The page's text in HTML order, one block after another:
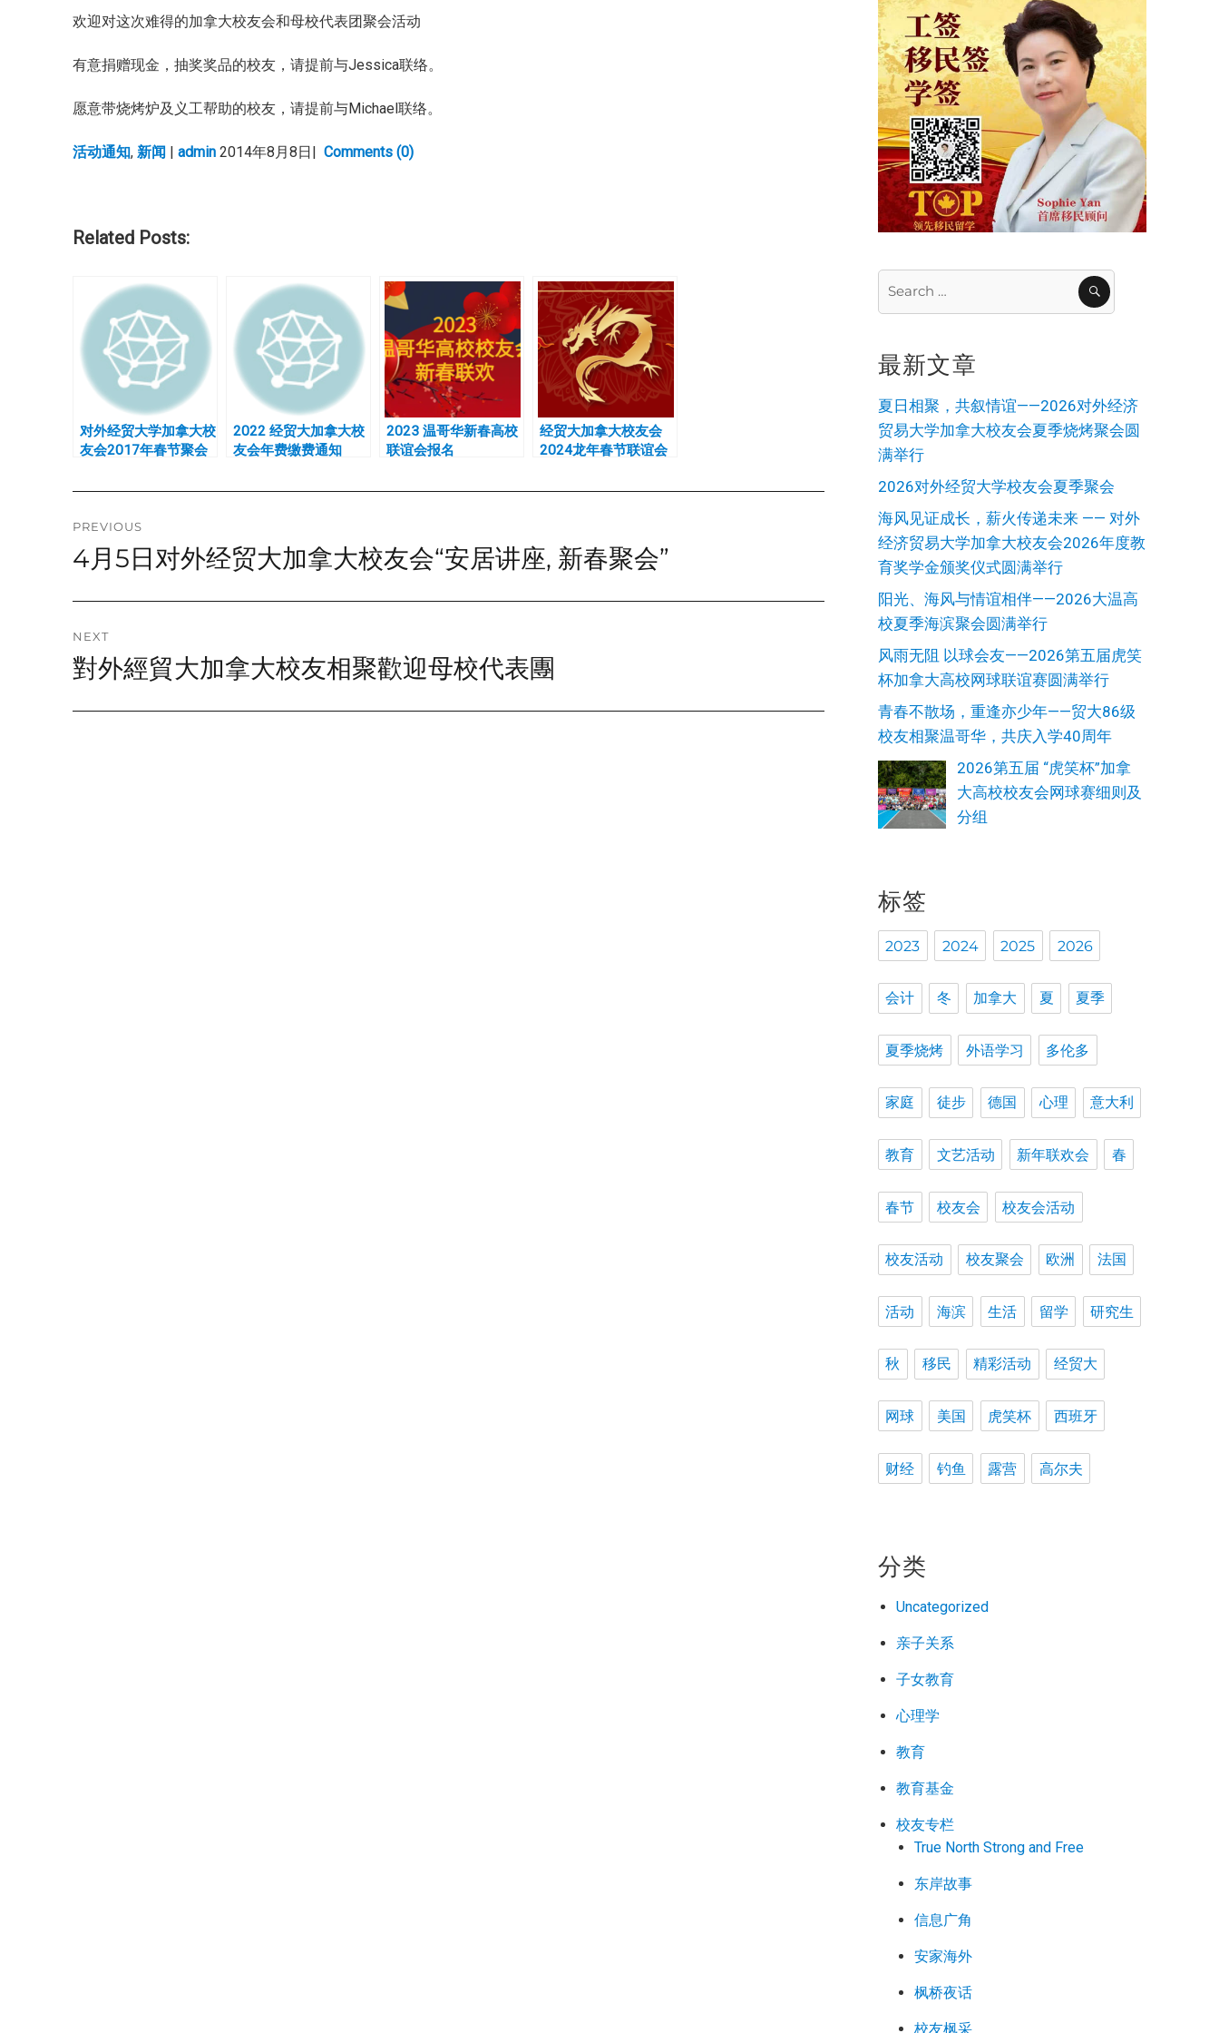
欢迎对这次难得的加拿大校友会和母校代表团聚会活动
有意捐赠现金，抽奖奖品的校友，请提前与Jessica联络。
愿意带烧烤炉及义工帮助的校友，请提前与Michael联络。
活动通知,新闻 |admin 2014年8月8日|Comments (0)
Related Posts:
对外经贸大学加拿大校
友会2017年春节聚会
2022 经贸大加拿大校
友会年费缴费通知
2023 温哥华新春高校
联谊会报名
经贸大加拿大校友会
2024龙年春节联谊会
Post
navigation
PREVIOUS
Previous
4月5日对外经贸大加拿大校友会“安居讲座, 新春聚会”
NEXT
Next
對外經貿大加拿大校友相聚歡迎母校代表團
SEARCH
最新文章
夏日相聚，共叙情谊——2026对外经济
贸易大学加拿大校友会夏季烧烤聚会圆
满举行
2026对外经贸大学校友会夏季聚会
海风见证成长，薪火传递未来 —— 对外
经济贸易大学加拿大校友会2026年度教
育奖学金颁奖仪式圆满举行
阳光、海风与情谊相伴——2026大温高
校夏季海滨聚会圆满举行
风雨无阻 以球会友——2026第五届虎笑
杯加拿大高校网球联谊赛圆满举行
青春不散场，重逢亦少年——贸大86级
校友相聚温哥华，共庆入学40周年
2026第五届 “虎笑杯”加拿
大高校校友会网球赛细则及
分组
标签
2023 2024 2025 2026
会计 冬 加拿大 夏 夏季
夏季烧烤 外语学习 多伦多
家庭 徒步 德国 心理 意大利
教育 文艺活动 新年联欢会 春
春节 校友会 校友会活动
校友活动 校友聚会 欧洲 法国
活动 海滨 生活 留学 研究生
秋 移民 精彩活动 经贸大
网球 美国 虎笑杯 西班牙
财经 钓鱼 露营 高尔夫
分类
Uncategorized
亲子关系
子女教育
心理学
教育
教育基金
校友专栏
True North Strong and Free
东岸故事
信息广角
安家海外
枫桥夜话
校友枫采